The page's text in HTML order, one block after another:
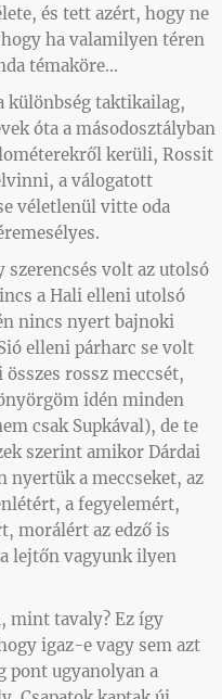
és tett azért, hogy ne
ha valamilyen téren
témaköre…
különbség taktikailag,
óta a másodosztályban
kerüli, Rossit
a válogatott
véletlenül vitte oda
szerencsés volt az utolsó
a Hali elleni utolsó
nincs nyert bajnoki
elleni párharc se volt
rossz meccsét,
idén minden
csak Supkával), de te
szerint amikor Dárdai
nyertük a meccseket, az
a fegyelemért,
morálért az edző is
lejtőn vagyunk ilyen
mint tavaly? Ez így
igaz-e vagy sem azt
pont ugyanolyan a